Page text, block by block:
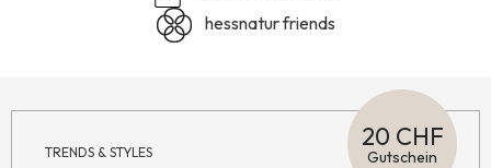
hessnatur friends
TRENDS & STYLES
20 CHF
Gutschein